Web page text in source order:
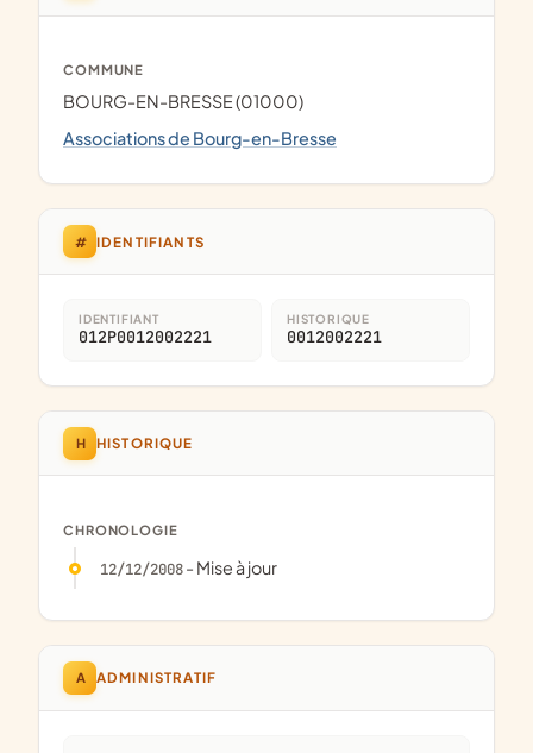
COMMUNE
BOURG-EN-BRESSE (01000)
Associations de Bourg-en-Bresse
# IDENTIFIANTS
IDENTIFIANT
012P0012002221
HISTORIQUE
0012002221
H HISTORIQUE
CHRONOLOGIE
12/12/2008- Mise à jour
A ADMINISTRATIF